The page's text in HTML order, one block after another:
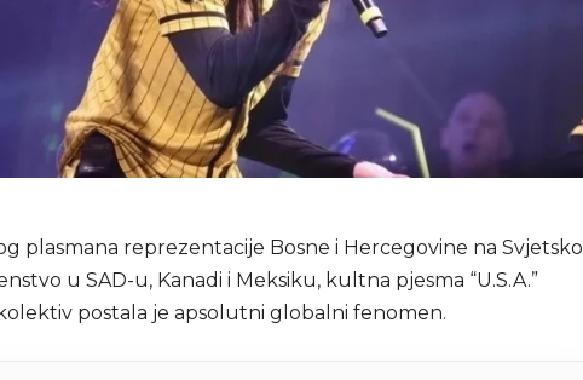
plasmana reprezentacije Bosne i Hercegovine na Svjetsko
u SAD-u, Kanadi i Meksiku, kultna pjesma “U.S.A.”
postala je apsolutni globalni fenomen.